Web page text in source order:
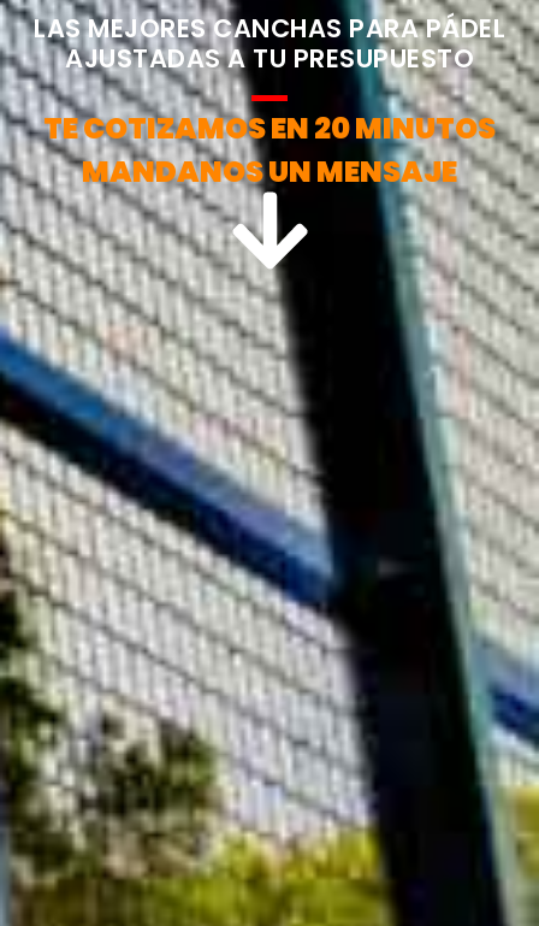
LAS MEJORES CANCHAS PARA PÁDEL
AJUSTADAS A TU PRESUPUESTO
TE COTIZAMOS EN 20 MINUTOS
MANDANOS UN MENSAJE